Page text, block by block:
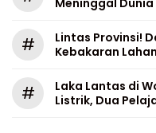
#
Lintas Provinsi!
Kebakaran
#
Laka Lantas di
Listrik, Dua